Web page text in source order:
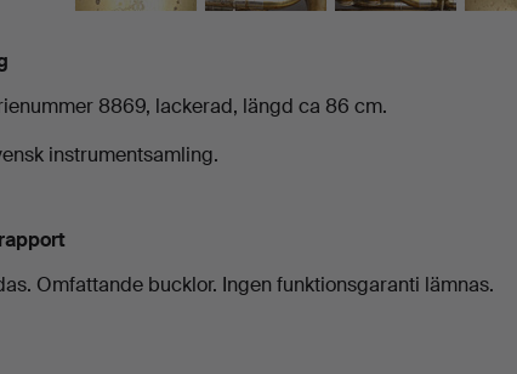
8869, lackerad, längd ca 86 cm.
instrumentsamling.
Omfattande bucklor. Ingen funktionsgaranti lämnas.